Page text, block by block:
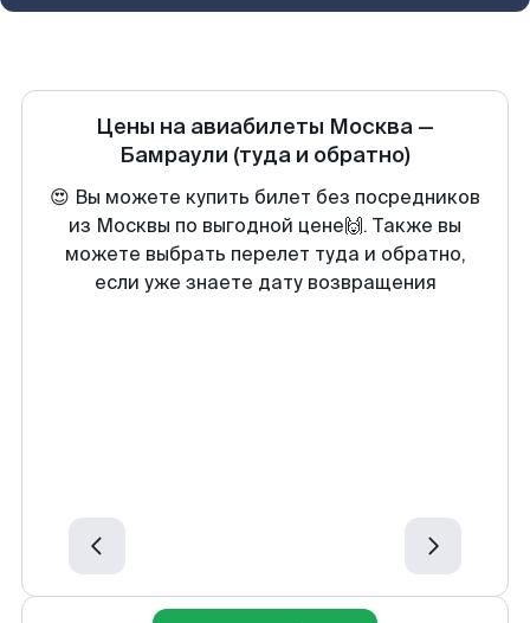
Цены на авиабилеты Москва —
Бамраули (туда и обратно)
😍 Вы можете купить билет без посредников
из Москвы по выгодной цене🙌. Также вы
можете выбрать перелет туда и обратно,
если уже знаете дату возвращения